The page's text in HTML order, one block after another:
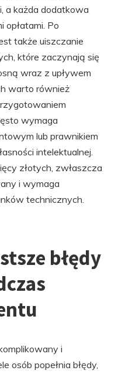
a każda dodatkowa
Po
także uiszczanie
które zaczynają się
wraz z upływem
warto również
wymaga
lub prawnikiem
intelektualnej.
złotych, zwłaszcza
i wymaga
technicznych.
błędy
i
osób popełnia błędy,